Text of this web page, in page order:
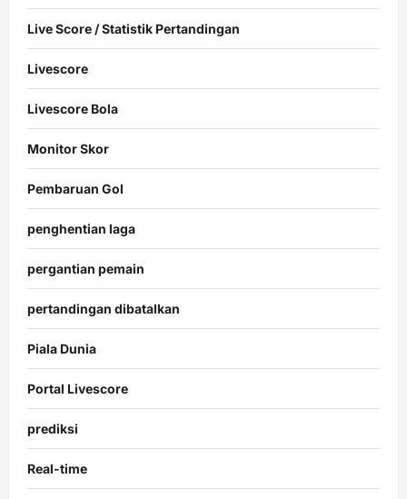
Live Score / Statistik Pertandingan
Livescore
Livescore Bola
Monitor Skor
Pembaruan Gol
penghentian laga
pergantian pemain
pertandingan dibatalkan
Piala Dunia
Portal Livescore
prediksi
Real-time